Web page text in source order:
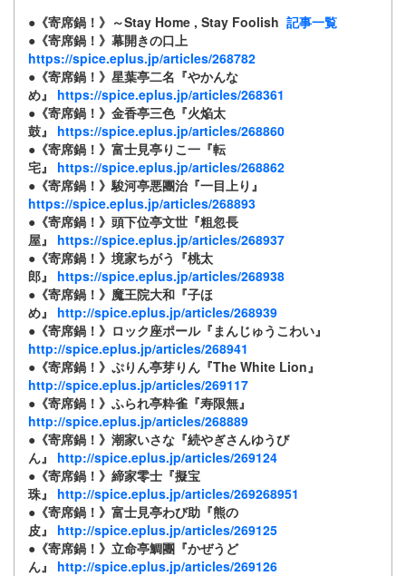
●《寄席鍋！》～Stay Home , Stay Foolish 記事一覧
●《寄席鍋！》幕開きの口上
https://spice.eplus.jp/articles/268782
●《寄席鍋！》星葉亭二名『やかんな
め』 https://spice.eplus.jp/articles/268361
●《寄席鍋！》金香亭三色『火焔太
鼓』 https://spice.eplus.jp/articles/268860
●《寄席鍋！》富士見亭りこ一『転
宅』 https://spice.eplus.jp/articles/268862
●《寄席鍋！》駿河亭悪團治『一目上り』
https://spice.eplus.jp/articles/268893
●《寄席鍋！》頭下位亭文世『粗忽長
屋』 https://spice.eplus.jp/articles/268937
●《寄席鍋！》境家ちがう『桃太
郎』 https://spice.eplus.jp/articles/268938
●《寄席鍋！》魔王院大和『子ほ
め』 http://spice.eplus.jp/articles/268939
●《寄席鍋！》ロック座ポール『まんじゅうこわい』
http://spice.eplus.jp/articles/268941
●《寄席鍋！》ぷりん亭芽りん『The White Lion』
http://spice.eplus.jp/articles/269117
●《寄席鍋！》ふられ亭粋雀『寿限無』
http://spice.eplus.jp/articles/268889
●《寄席鍋！》潮家いさな『続やぎさんゆうび
ん』 http://spice.eplus.jp/articles/269124
●《寄席鍋！》締家零士『擬宝
珠』 http://spice.eplus.jp/articles/269268951
●《寄席鍋！》富士見亭わび助『熊の
皮』 http://spice.eplus.jp/articles/269125
●《寄席鍋！》立命亭鯛團『かぜうど
ん』
http://spice.eplus.jp/articles/269126